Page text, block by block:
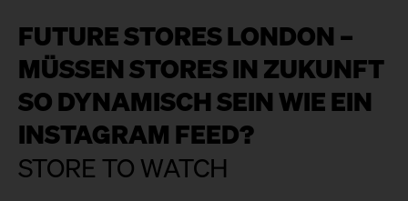
FUTURE STORES LONDON –
MÜSSEN STORES IN ZUKUNFT
SO DYNAMISCH SEIN WIE EIN
INSTAGRAM FEED?
STORE TO WATCH